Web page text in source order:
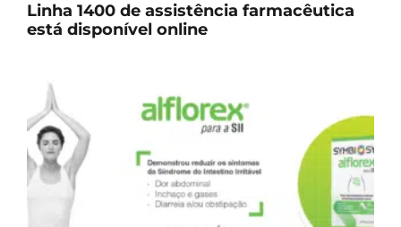
Linha 1400 de assistência farmacêutica
está disponível online